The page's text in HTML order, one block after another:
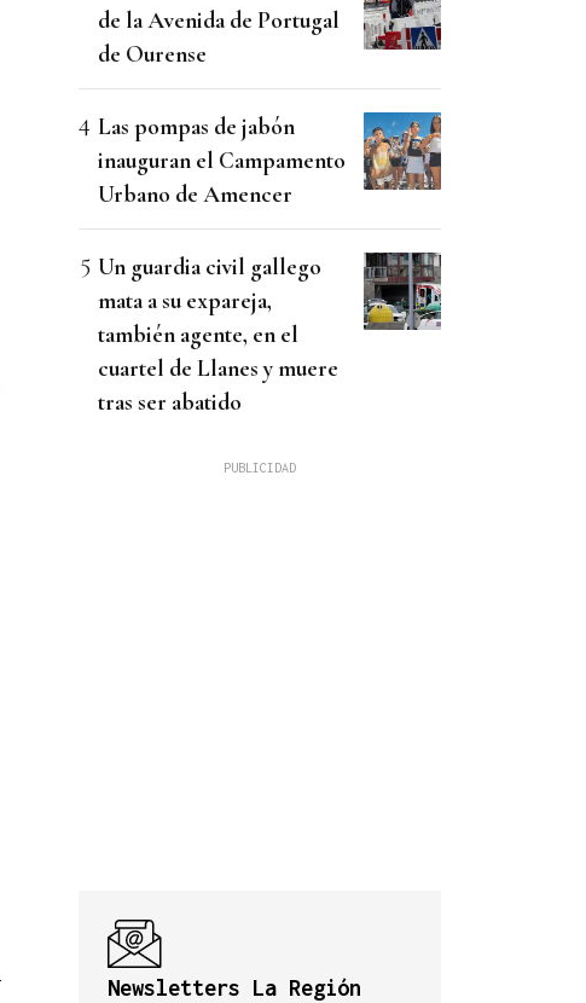
de la Avenida de Portugal
de Ourense
Las pompas de jabón
inauguran el Campamento
Urbano de Amencer
Un guardia civil gallego
mata a su expareja,
también agente, en el
cuartel de Llanes y muere
tras ser abatido
Newsletters La Región